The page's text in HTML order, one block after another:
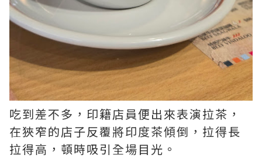
吃到差不多，印籍店員便出來表演拉茶，
在狹窄的店子反覆將印度茶傾倒，拉得長
拉得高，頓時吸引全場目光。